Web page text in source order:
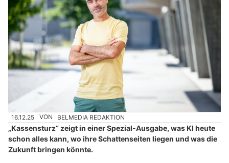
16.12.25 VON BELMEDIA REDAKTION
„Kassensturz“ zeigt in einer Spezial-Ausgabe, was KI heute
schon alles kann, wo ihre Schattenseiten liegen und was die
Zukunft bringen könnte.